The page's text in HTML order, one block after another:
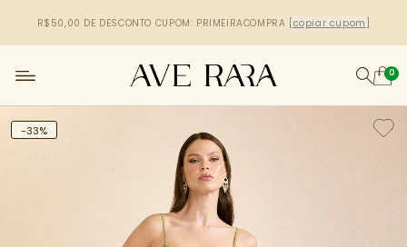
R$50,00 DE DESCONTO CUPOM: PRIMEIRACOMPRA [copiar cupom]
0
-33%